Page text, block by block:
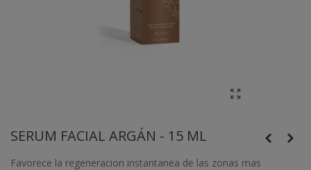
SERUM FACIAL ARGÁN - 15 ML
Favorece la regeneracion instantanea de las zonas mas